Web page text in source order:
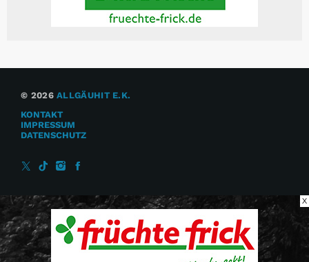
© 2026ALLGÄUHIT E.K.
KONTAKT
IMPRESSUM
DATENSCHUTZ
X